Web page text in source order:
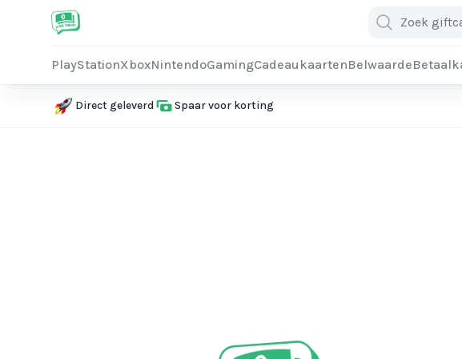
PlayStationXboxNintendoGamingCadeaukaartenBelwaarde
Direct geleverd Spaar voor korting